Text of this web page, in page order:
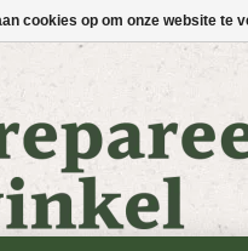
cookies op om onze website te